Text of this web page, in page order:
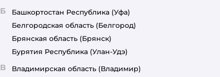
Б Башкортостан Республика (Уфа)
Белгородская область (Белгород)
Брянская область (Брянск)
Бурятия Республика (Улан-Удэ)
В Владимирская область (Владимир)